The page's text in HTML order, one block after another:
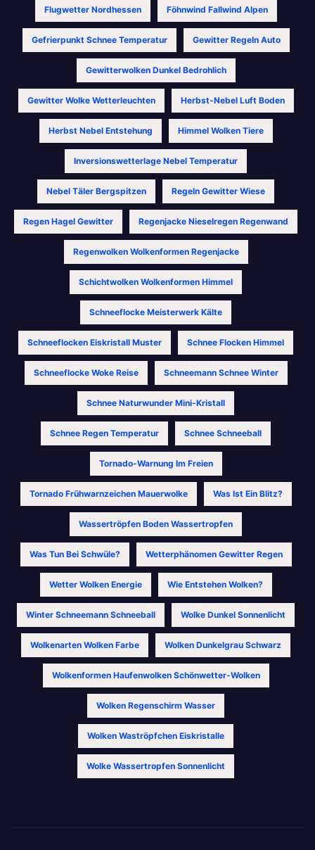
Flugwetter Nordhessen Föhnwind Fallwind Alpen
Gefrierpunkt Schnee Temperatur Gewitter Regeln Auto
Gewitterwolken Dunkel Bedrohlich
Gewitter Wolke Wetterleuchten Herbst-Nebel Luft Boden
Herbst Nebel Entstehung Himmel Wolken Tiere
Inversionswetterlage Nebel Temperatur
Nebel Täler Bergspitzen Regeln Gewitter Wiese
Regen Hagel Gewitter Regenjacke Nieselregen Regenwand
Regenwolken Wolkenformen Regenjacke
Schichtwolken Wolkenformen Himmel
Schneeflocke Meisterwerk Kälte
Schneeflocken Eiskristall Muster Schnee Flocken Himmel
Schneeflocke Woke Reise Schneemann Schnee Winter
Schnee Naturwunder Mini-Kristall
Schnee Regen Temperatur Schnee Schneeball
Tornado-Warnung Im Freien
Tornado Frühwarnzeichen Mauerwolke Was Ist Ein Blitz?
Wassertröpfen Boden Wassertropfen
Was Tun Bei Schwüle? Wetterphänomen Gewitter Regen
Wetter Wolken Energie Wie Entstehen Wolken?
Winter Schneemann Schneeball Wolke Dunkel Sonnenlicht
Wolkenarten Wolken Farbe Wolken Dunkelgrau Schwarz
Wolkenformen Haufenwolken Schönwetter-Wolken
Wolken Regenschirm Wasser
Wolken Waströpfchen Eiskristalle
Wolke Wassertropfen Sonnenlicht